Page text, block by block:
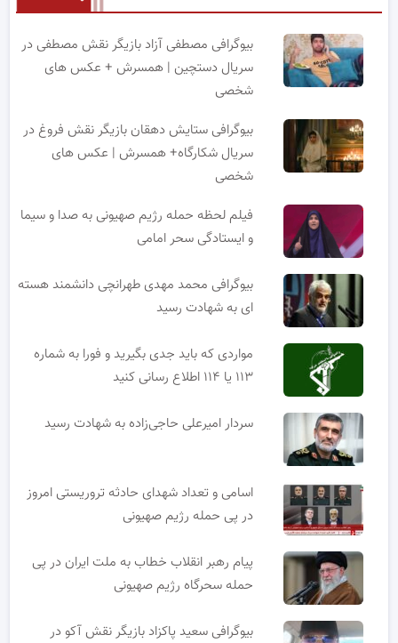
بیوگرافی مصطفی آزاد بازیگر نقش مصطفی در
سریال دستچین | همسرش + عکس های
شخصی
بیوگرافی ستایش دهقان بازیگر نقش فروغ در
سریال شکارگاه+ همسرش | عکس های
شخصی
فیلم لحظه حمله رژیم صهیونی به صدا و سیما
و ایستادگی سحر امامی
بیوگرافی محمد مهدی طهرانچی دانشمند هسته
ای به شهادت رسید
مواردی که باید جدی بگیرید و فورا به شماره
۱۱۳ یا ۱۱۴ اطلاع رسانی کنید
سردار امیرعلی حاجی‌زاده به شهادت رسید
اسامی و تعداد شهدای حادثه تروریستی امروز
در پی حمله رژیم صهیونی
پیام رهبر انقلاب خطاب به ملت ایران در پی
حمله سحرگاه رژیم صهیونی
بیوگرافی سعید پاکزاد بازیگر نقش آکو در